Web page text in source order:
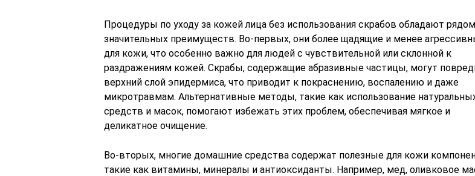
Процедуры по уходу за кожей лица без использования скрабов обладают рядом
значительных преимуществ. Во-первых, они более щадящие и менее
для кожи, что особенно важно для людей с чувствительной или склонной к
раздражениям кожей. Скрабы, содержащие абразивные частицы, могут
верхний слой эпидермиса, что приводит к покраснению, воспалению и даже
микротравмам. Альтернативные методы, такие как использование
средств и масок, помогают избежать этих проблем, обеспечивая мягкое и
деликатное очищение.
Во-вторых, многие домашние средства содержат полезные для кожи
такие как витамины, минералы и антиоксиданты. Например, мед, оливковое